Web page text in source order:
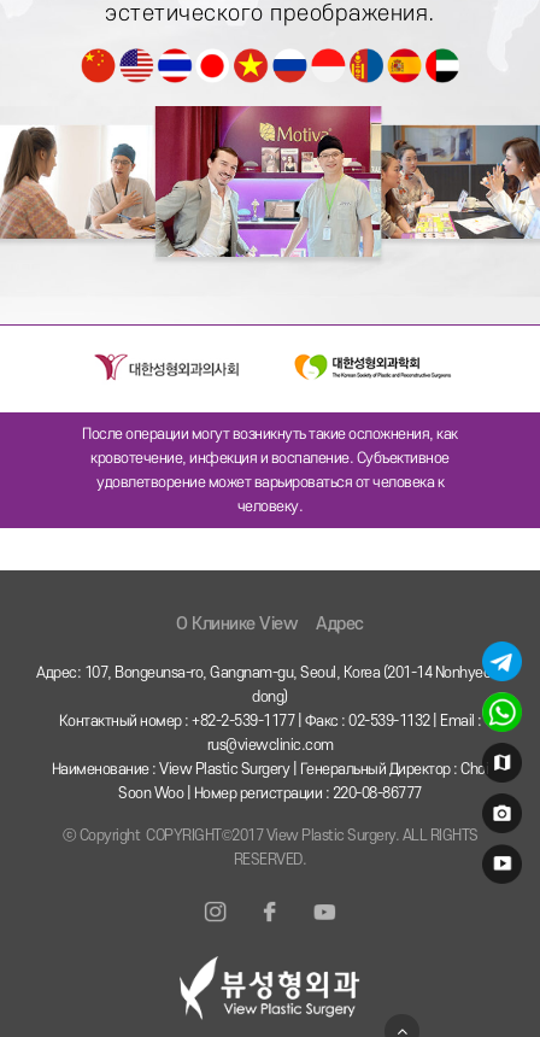
эстетического преображения.
После операции могут возникнуть такие осложнения, как
кровотечение, инфекция и воспаление. Субъективное
удовлетворение может варьироваться от человека к
человеку.
O Клинике View Адрес
Адрес: 107, Bongeunsa-ro, Gangnam-gu, Seoul, Korea (201-14 Nonhyeon-
dong)
Контактный номер : +82-2-539-1177 | Факс : 02-539-1132 | Email :
rus@viewclinic.com
Наименование : View Plastic Surgery | Генеральный Директор : Choi
Soon Woo | Номер регистрации : 220-08-86777
ⓒ Copyright COPYRIGHT©2017 View Plastic Surgery. ALL RIGHTS
RESERVED.